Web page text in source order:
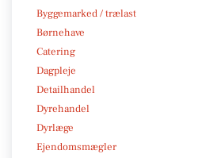
Byggemarked / trælast
Børnehave
Catering
Dagpleje
Detailhandel
Dyrehandel
Dyrlæge
Ejendomsmægler